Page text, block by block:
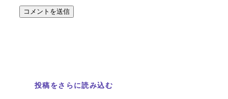
投稿をさらに読み込む